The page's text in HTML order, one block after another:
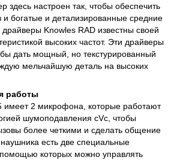
здесь настроен так, чтобы обеспечить
богатые и детализированные средние
Knowles RAD известны своей
высоких частот. Эти драйверы
дать мощный, но текстурированный
мельчайшую деталь на высоких
работы
имеет 2 микрофона, которые работают
шумоподавления cVc, чтобы
более четкими и сделать общение
есть две специальные
которых можно управлять